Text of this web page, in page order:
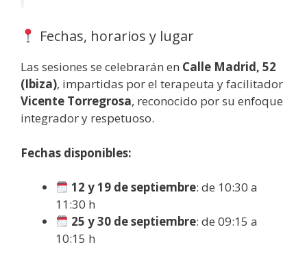
Fechas, horarios y lugar
Las sesiones se celebrarán en Calle Madrid, 52
(Ibiza), impartidas por el terapeuta y facilitador
Vicente Torregrosa, reconocido por su enfoque
integrador y respetuoso.
Fechas disponibles:
12 y 19 de septiembre: de 10:30 a
11:30 h
25 y 30 de septiembre: de 09:15 a
10:15 h